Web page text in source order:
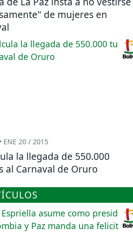
de mujeres en
ENE 20 / 2015
la llegada de 550.000
al Carnaval de Oruro